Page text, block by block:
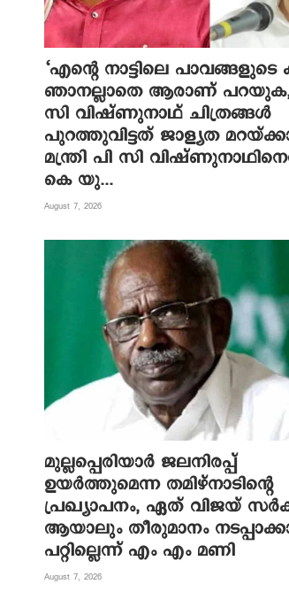
‘എന്റെ നാട്ടിലെ പാവങ്ങളുടെ
ഞാനല്ലാതെ ആരാണ് പറയുക,
സി വിഷ്‌ണുനാഥ് ചിത്രങ്ങൾ
പുറത്തുവിട്ടത് ജാള്യത
മന്ത്രി പി സി
കെ യു...
August 7, 2026
മുല്ലപ്പെരിയാർ ജലനിരപ്പ്
ഉയർത്തുമെന്ന തമിഴ്നാടിന്റെ
പ്രഖ്യാപനം, ഏത് വിജയ്
ആയാലും തീരുമാനം
പറ്റില്ലെന്ന് എം എം മണി
August 7, 2026